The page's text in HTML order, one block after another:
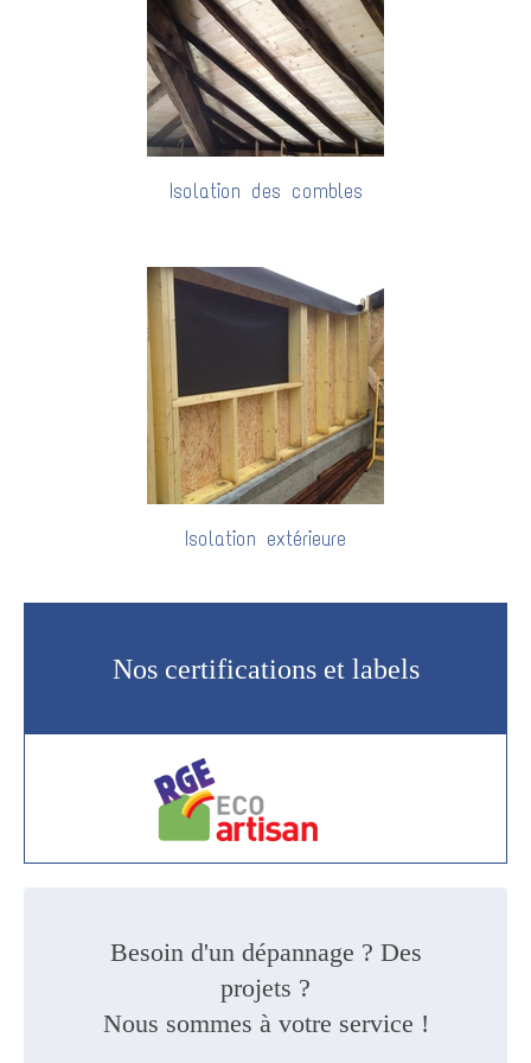
Isolation des combles
Isolation extérieure
Nos certifications et labels
Besoin d'un dépannage ? Des
projets ?
Nous sommes à votre service !